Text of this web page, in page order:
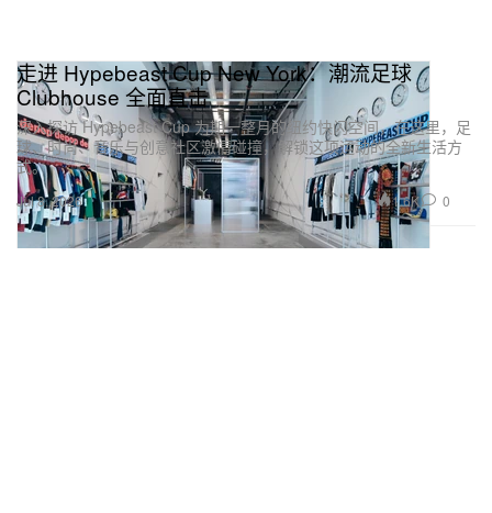
走进 Hypebeast Cup New York：潮流足球
Clubhouse 全面直击
深入探访 Hypebeast Cup 为期一整月的纽约快闪空间，在这里，足
球、时尚、音乐与创意社区激情碰撞，解锁这项运动的全新生活方
式。
Jul 8, 2026 1.6K 0